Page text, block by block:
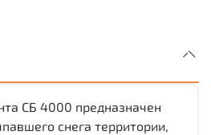
СБ 4000 предназначен
снега территории,